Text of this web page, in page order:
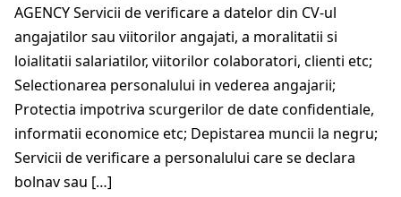
AGENCY Servicii de verificare a datelor din CV-ul
angajatilor sau viitorilor angajati, a moralitatii si
loialitatii salariatilor, viitorilor colaboratori, clienti etc;
Selectionarea personalului in vederea angajarii;
Protectia impotriva scurgerilor de date confidentiale,
informatii economice etc; Depistarea muncii la negru;
Servicii de verificare a personalului care se declara
bolnav sau […]